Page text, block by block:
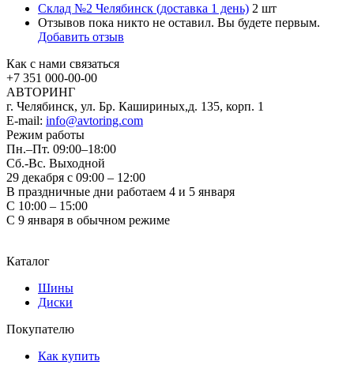
Склад №2 Челябинск (доставка 1 день) 2 шт
Отзывов пока никто не оставил. Вы будете первым.
Добавить отзыв
Как с нами связаться
+7 351 000-00-00
АВТОРИНГ
г. Челябинск, ул. Бр. Кашириных,д. 135, корп. 1
E-mail: info@avtoring.com
Режим работы
Пн.–Пт. 09:00–18:00
Сб.-Вс. Выходной
29 декабря с 09:00 – 12:00
В праздничные дни работаем 4 и 5 января
С 10:00 – 15:00
С 9 января в обычном режиме
Каталог
Шины
Диски
Покупателю
Как купить